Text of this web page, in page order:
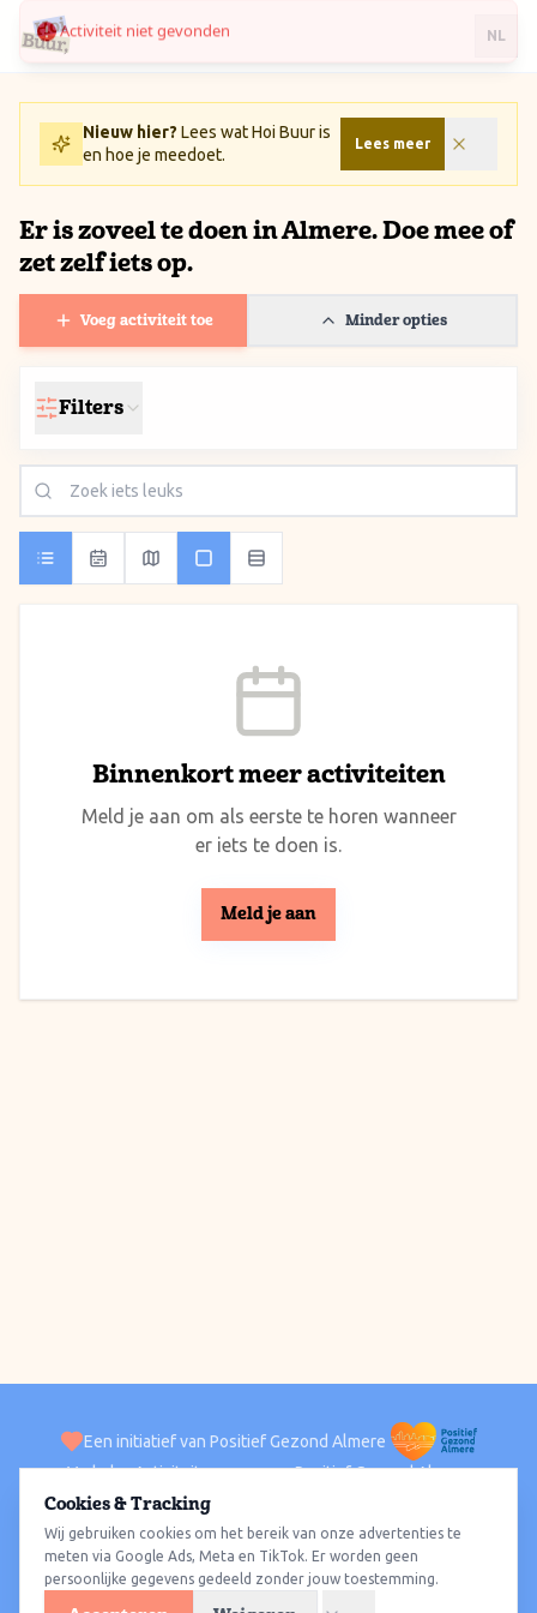
Ga naar inhoud / Skip to content
NL
Nieuw hier? Lees wat Hoi Buur is
en hoe je meedoet.
Lees meer
Er is zoveel te doen in Almere. Doe mee of
zet zelf iets op.
Voeg activiteit toe Minder opties
Filters
Binnenkort meer activiteiten
Meld je aan om als eerste te horen wanneer
er iets te doen is.
Meld je aan
Een initiatief van Positief Gezond Almere
VerhalenActiviteiten Positief Gezond Almere
ACTIVITEITEN PER WIJK
Alle wijkenAlmere HavenAlmere StadAlmere BuitenAlmere Poort
Almere HoutAlmere OosterwoldWat te doen
Cookies & Tracking
Wij gebruiken cookies om het bereik van onze advertenties te
meten via Google Ads, Meta en TikTok. Er worden geen
persoonlijke gegevens gedeeld zonder jouw toestemming.